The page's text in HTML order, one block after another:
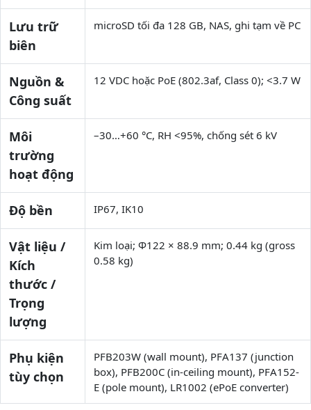
Lưu trữ
biên
microSD tối đa 128 GB, NAS, ghi tạm về PC
Nguồn &
Công suất
12 VDC hoặc PoE (802.3af, Class 0); <3.7 W
Môi
trường
hoạt động
–30…+60 °C, RH <95%, chống sét 6 kV
Độ bền IP67, IK10
Vật liệu /
Kích
thước /
Trọng
lượng
Kim loại; Φ122 × 88.9 mm; 0.44 kg (gross
0.58 kg)
Phụ kiện
tùy chọn
PFB203W (wall mount), PFA137 (junction
box), PFB200C (in-ceiling mount), PFA152-
E (pole mount), LR1002 (ePoE converter)